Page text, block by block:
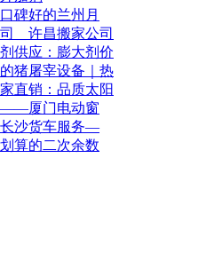
碑好的兰州月
＿许昌搬家公司
供应：膨大剂价
猪屠宰设备｜热
直销：品质太阳
——厦门电动窗
沙货车服务—
算的二次余数